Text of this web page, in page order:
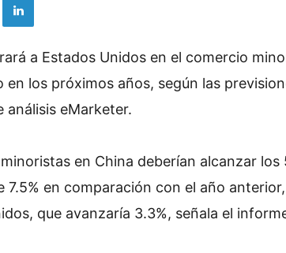
a Estados Unidos en el comercio
en los próximos años, según las
análisis eMarketer.
en China deberían alcanzar
7.5% en comparación con el año
que avanzaría 3.3%, señala el